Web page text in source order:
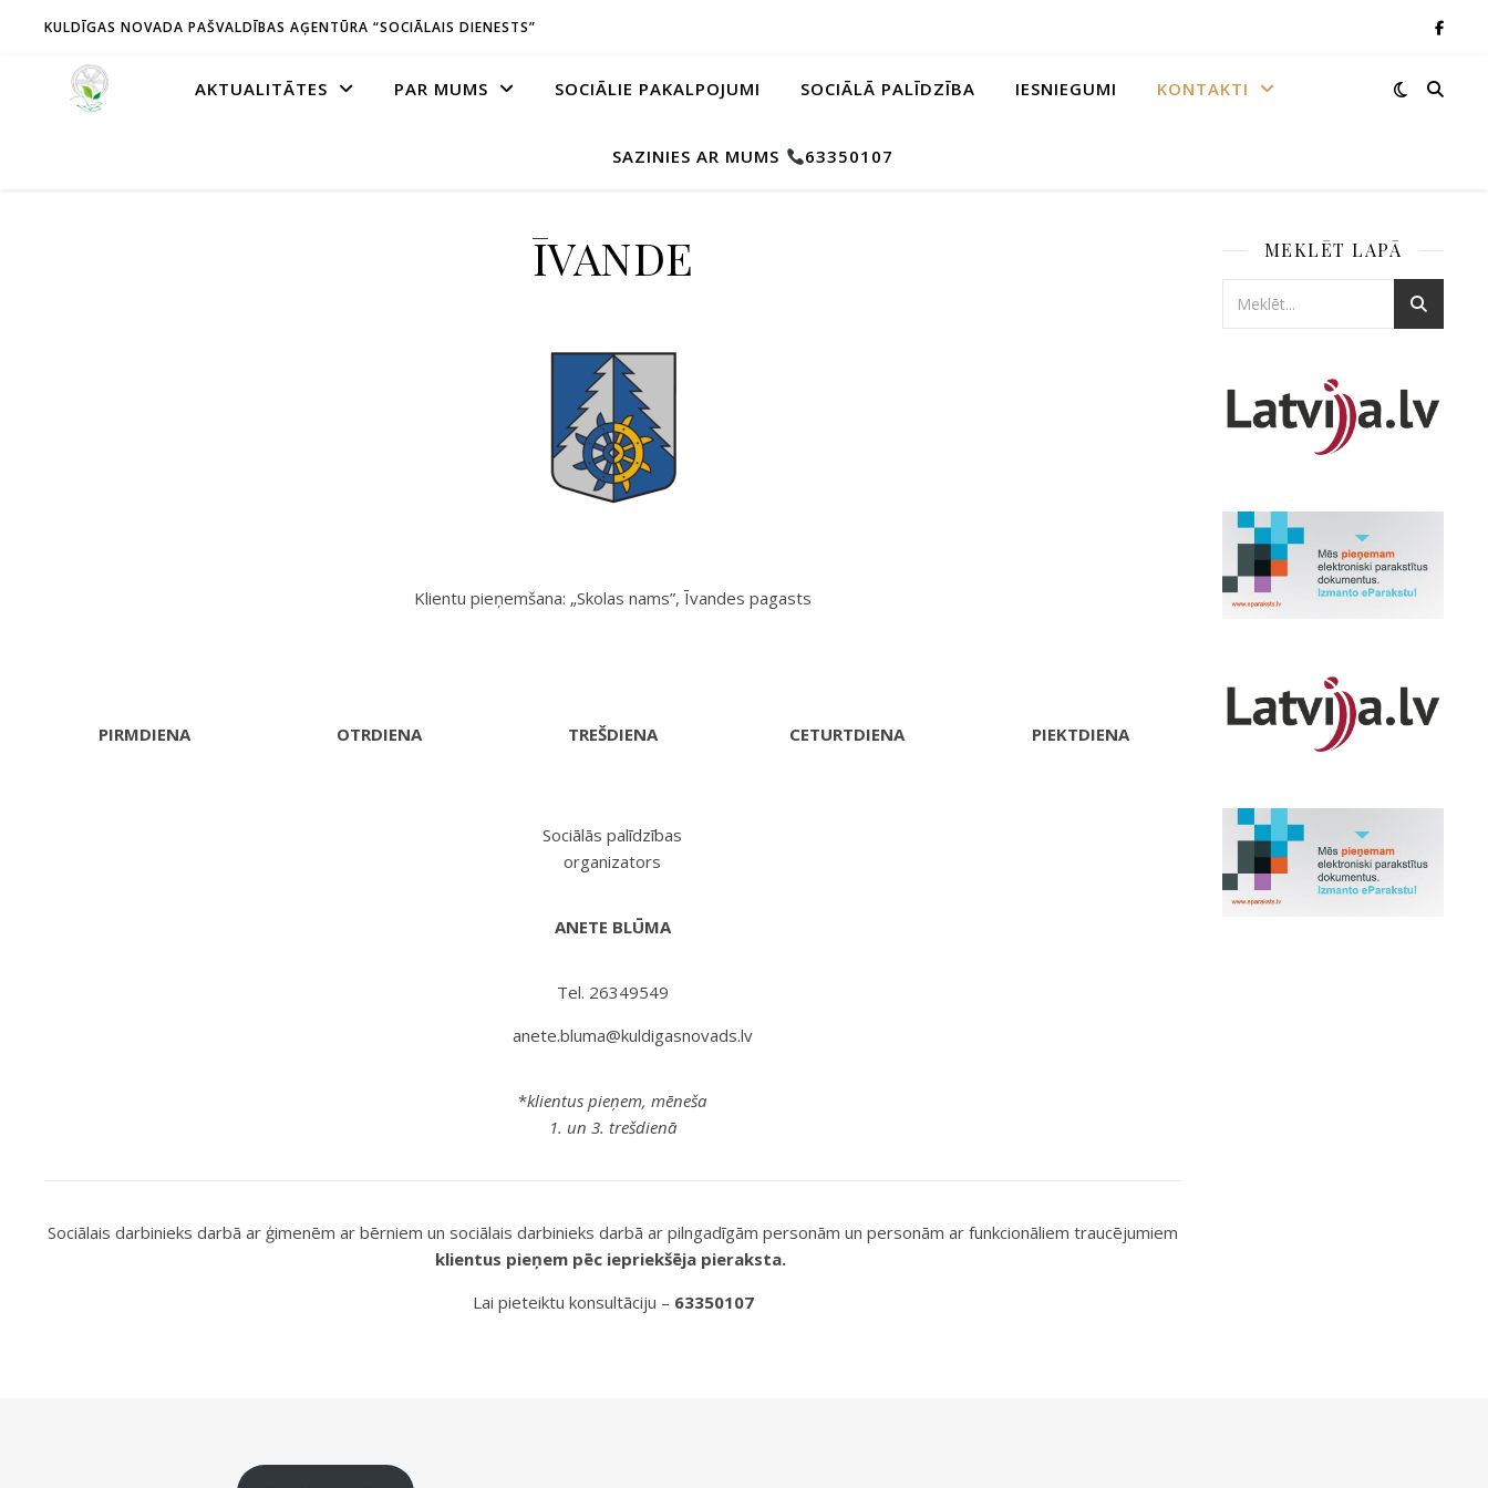
KULDĪGAS NOVADA PAŠVALDĪBAS AĢENTŪRA “SOCIĀLAIS DIENESTS”
AKTUALITĀTES PAR MUMS SOCIĀLIE PAKALPOJUMI SOCIĀLĀ PALĪDZĪBA IESNIEGUMI KONTAKTI
SAZINIES AR MUMS 63350107
ĪVANDE
Klientu pieņemšana: „Skolas nams”, Īvandes pagasts
PIRMDIENA OTRDIENA TREŠDIENA
Sociālās palīdzības
organizators
ANETE BLŪMA
Tel. 26349549
anete.bluma@kuldigasnovads.lv
*klientus pieņem, mēneša
1. un 3. trešdienā
CETURTDIENA PIEKTDIENA
Sociālais darbinieks darbā ar ģimenēm ar bērniem un sociālais darbinieks darbā ar pilngadīgām personām un personām ar funkcionāliem traucējumiem
klientus pieņem pēc iepriekšēja pieraksta.
Lai pieteiktu konsultāciju – 63350107
MEKLĒT LAPĀ